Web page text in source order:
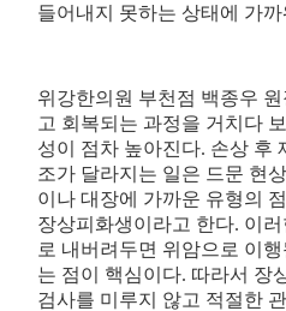
들어내지 못하는 상태에 가
위강한의원 부천점 백종우
고 회복되는 과정을 거치다
성이 점차 높아진다. 손상 후
조가 달라지는 일은 드문 현
이나 대장에 가까운 유형의
장상피화생이라고 한다. 이
로 내버려두면 위암으로 이
는 점이 핵심이다. 따라서 장
검사를 미루지 않고 적절한